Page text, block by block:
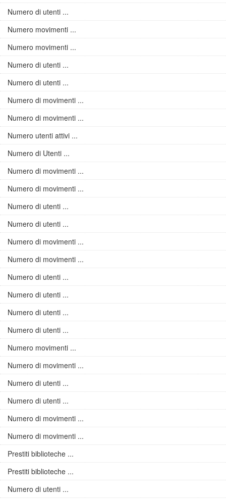
Numero di utenti ...
Numero movimenti ...
Numero movimenti ...
Numero di utenti ...
Numero di utenti ...
Numero di movimenti ...
Numero di movimenti ...
Numero utenti attivi ...
Numero di Utenti ...
Numero di movimenti ...
Numero di movimenti ...
Numero di utenti ...
Numero di utenti ...
Numero di movimenti ...
Numero di movimenti ...
Numero di utenti ...
Numero di utenti ...
Numero di utenti ...
Numero di utenti ...
Numero movimenti ...
Numero di movimenti ...
Numero di utenti ...
Numero di utenti ...
Numero di movimenti ...
Numero di movimenti ...
Prestiti biblioteche ...
Prestiti biblioteche ...
Numero di utenti ...